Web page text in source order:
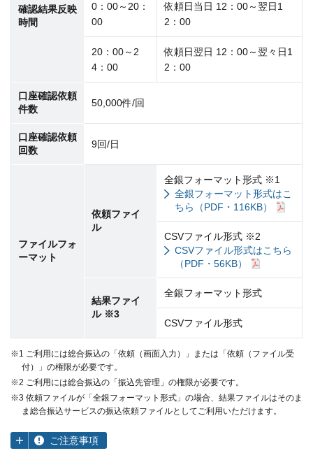
確認結果反映
時間
0：00～20：
00
依頼日当日 12：00～翌日1
2：00
20：00～2
4：00
依頼日翌日 12：00～翌々日1
2：00
口座確認依頼
件数
50,000件/回
口座確認依頼
回数
9回/日
ファイルフォ
ーマット
依頼ファイ
ル
全銀フォーマット形式 ※1
全銀フォーマット形式はこ
ちら（PDF・116KB）
CSVファイル形式 ※2
CSVファイル形式はこちら
（PDF・56KB）
結果ファイ
ル ※3
全銀フォーマット形式
CSVファイル形式
※1 ご利用には総合振込の「依頼（画面入力）」または「依頼（ファイル受
付）」の権限が必要です。
※2 ご利用には総合振込の「振込先管理」の権限が必要です。
※3 依頼ファイルが「全銀フォーマット形式」の場合、結果ファイルはそのま
ま総合振込サービスの振込依頼ファイルとしてご利用いただけます。
ご注意事項